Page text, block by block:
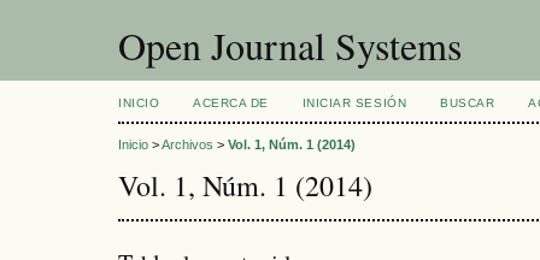
Open Journal Systems
INICIO ACERCA DE INICIAR SESIÓN BUSCAR
Inicio >Archivos > Vol. 1, Núm. 1 (2014)
Vol. 1, Núm. 1 (2014)